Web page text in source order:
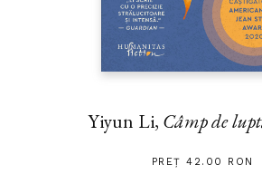
Yiyun Li, Câmp de
PREȚ 42.00 RON